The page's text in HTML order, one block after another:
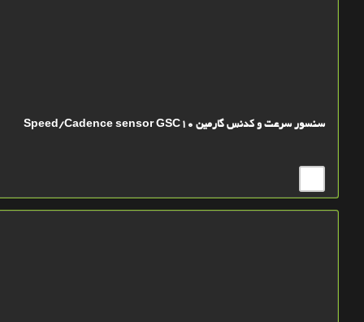
سنسور سرعت و کدنس گارمین Speed/Cadence sensor GSC10